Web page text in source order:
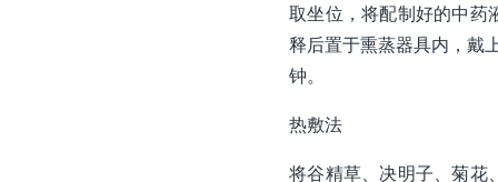
取坐位，将配制好的中药
释后置于熏蒸器具内，戴
钟。
热敷法
将谷精草、决明子、菊花